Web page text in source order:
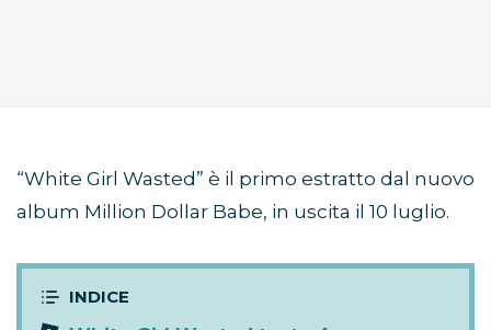
“White Girl Wasted” è il primo estratto dal nuovo
album Million Dollar Babe, in uscita il 10 luglio.